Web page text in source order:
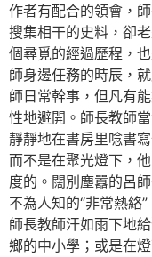
作者有配合的領會，
搜集相干的史料，卻
個尋覓的經過歷程，
師身邊任務的時辰，
師日常幹事，但凡有
性地避開。師長教師
靜靜地在書房里唸書
而不是在聚光燈下，
度的。闊別塵囂的呂
不為人知的“非常熱絡
師長教師汗如雨下地
鄉的中小學；或是在